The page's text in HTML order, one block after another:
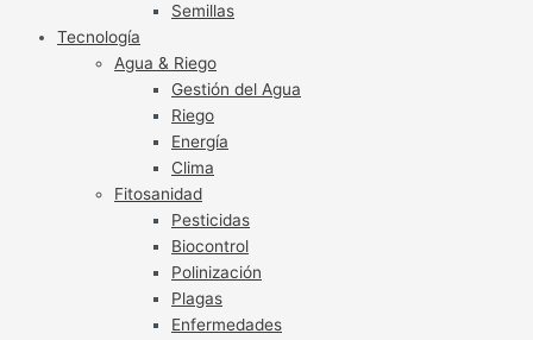
Semillas
Tecnología
Agua & Riego
Gestión del Agua
Riego
Energía
Clima
Fitosanidad
Pesticidas
Biocontrol
Polinización
Plagas
Enfermedades